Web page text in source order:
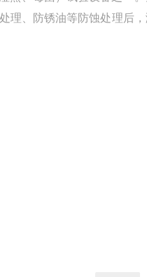
理、防锈油等防蚀处理后